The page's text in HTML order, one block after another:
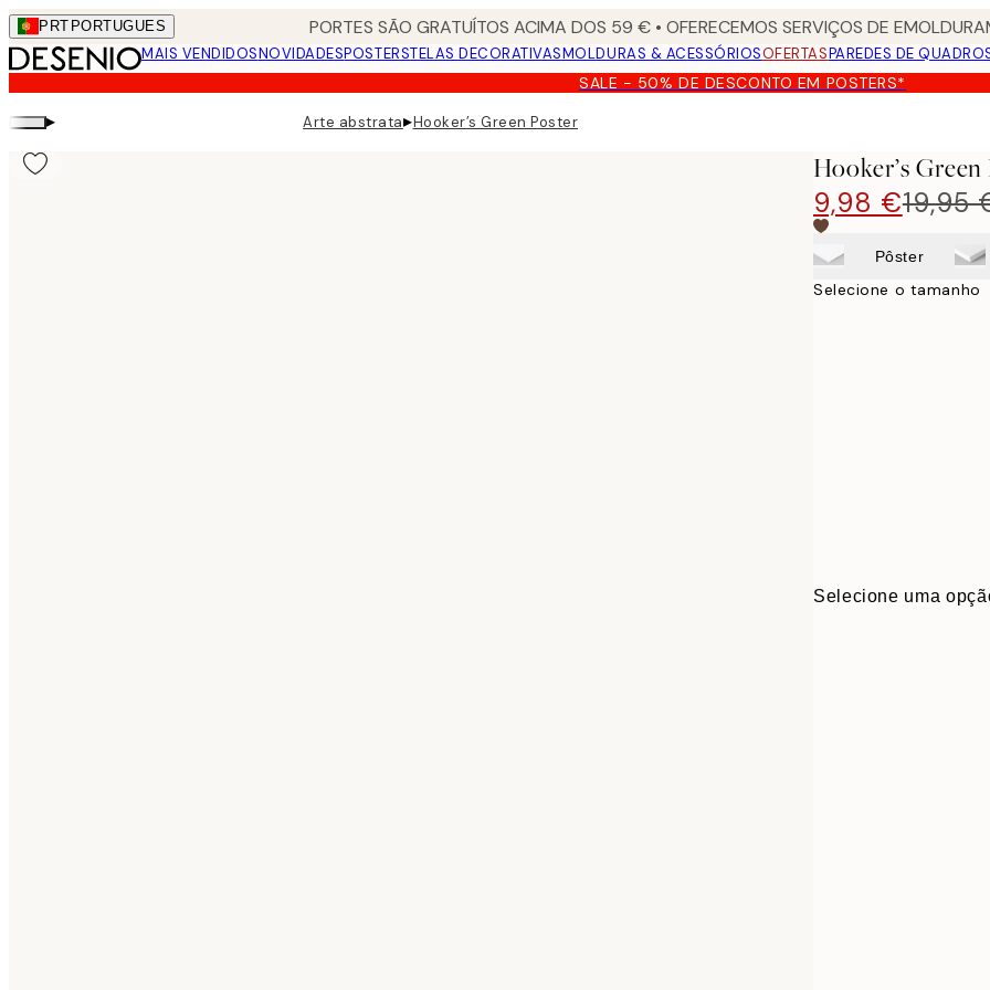
Skip
to
main
content.
PRT PORTUGUES PORTES SÃO GRATUÍTOS ACIMA DOS 59 € • OFERECEMOS SERVIÇOS DE
MAIS VENDIDOSNOVIDADESPOSTERSTELAS DECORATIVASMOLDURAS & ACESSÓRIOSOFERTASPAREDES DE
SALE - 50% DE DESCONTO EM POSTERS*
▸ Arte abstrata▸Hooker’s Green Poster
Hooker’s
9,98 €19,95
Pôster
Selecione o tamanho
Selecione uma